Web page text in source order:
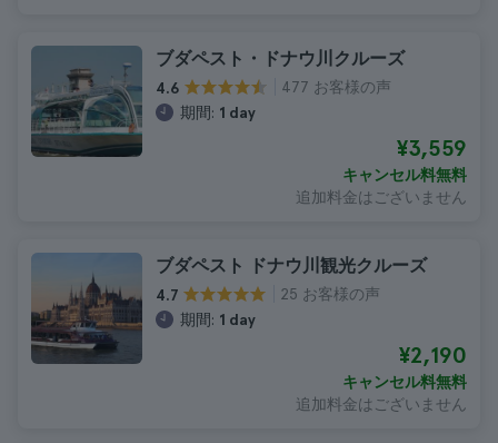
ブダペスト・ドナウ川クルーズ
4.6
477 お客様の声
期間: 1 day
¥3,559
キャンセル料無料
追加料金はございません
ブダペスト ドナウ川観光クルーズ
4.7
25 お客様の声
期間: 1 day
¥2,190
キャンセル料無料
追加料金はございません